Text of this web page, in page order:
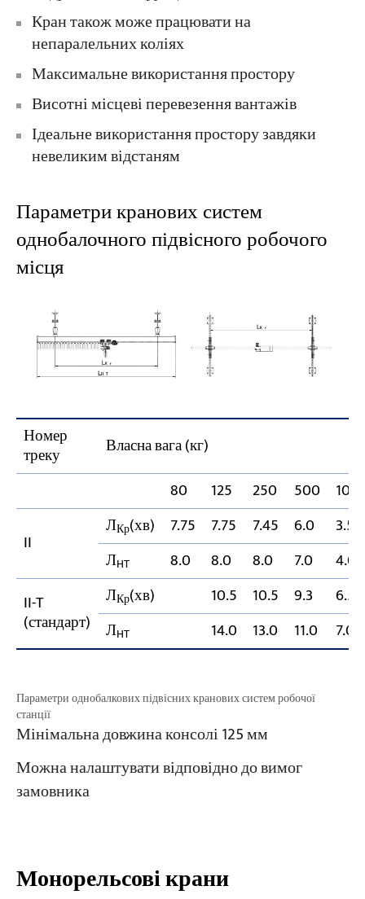
Кран також може працювати на
непаралельних коліях
Максимальне використання простору
Висотні місцеві перевезення вантажів
Ідеальне використання простору завдяки
невеликим відстаням
Параметри кранових систем
однобалочного підвісного робочого
місця
Номер
треку
Власна вага (кг)
80
125 250 500
II
ЛКр(хв) 7.75 7.75 7.45 6.0
3.5
ЛHT 8.0 8.0 8.0 7.0
4.0
II-T
(стандарт)
ЛКр(хв) 10.5 10.5 9.3
6.5
ЛHT 14.0 13.0 11.0 7.0
Параметри однобалкових підвісних кранових систем робочої
станції
Мінімальна довжина консолі 125 мм
Можна налаштувати відповідно до вимог
замовника
Монорельсові крани